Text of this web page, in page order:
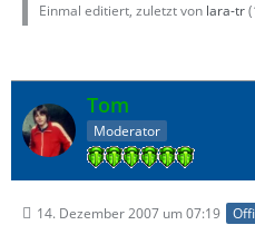
Einmal editiert, zuletzt von lara-tr(
Tom
Moderator
14. Dezember 2007 um 07:19